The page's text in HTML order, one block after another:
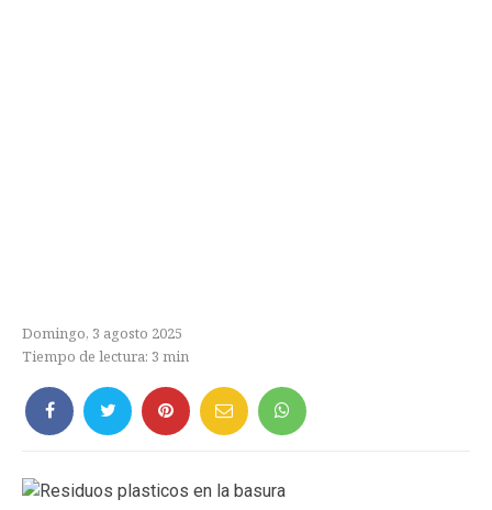
Domingo, 3 agosto 2025
Tiempo de lectura: 3 min